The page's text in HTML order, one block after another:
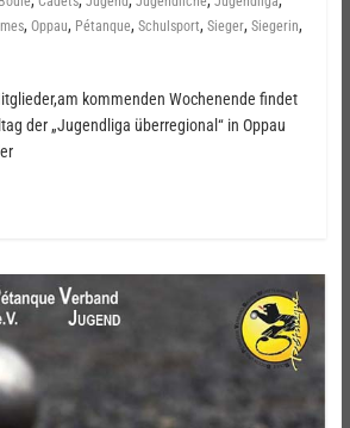
, Oppau, Pétanque, Schulsport, Sieger, Siegerin,
kommenden Wochenende findet
der „Jugendliga überregional“ in Oppau